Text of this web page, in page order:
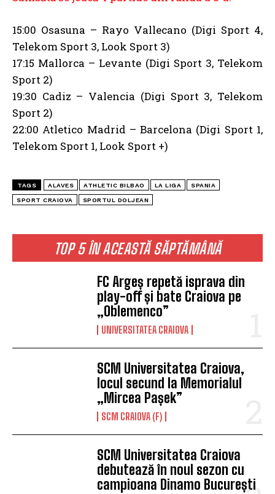
TOP 5 ÎN ACEASTĂ SĂPTĂMÂNĂ
FC Argeș repetă isprava din
play-off și bate Craiova pe
„Oblemenco”
UNIVERSITATEA CRAIOVA
SCM Universitatea Craiova,
locul secund la Memorialul
„Mircea Pașek”
SCM CRAIOVA (F)
SCM Universitatea Craiova
debutează în noul sezon cu
campioana Dinamo București
15:00 Osasuna – Rayo Vallecano (Digi Sport 4,
Telekom Sport 3, Look Sport 3)
17:15 Mallorca – Levante (Digi Sport 3, Telekom
Sport 2)
19:30 Cadiz – Valencia (Digi Sport 3, Telekom
Sport 2)
22:00 Atletico Madrid – Barcelona (Digi Sport 1,
Telekom Sport 1, Look Sport +)
TAGS ALAVES ATHLETIC BILBAO LA LIGA SPANIA
SPORT CRAIOVA SPORTUL DOLJEAN